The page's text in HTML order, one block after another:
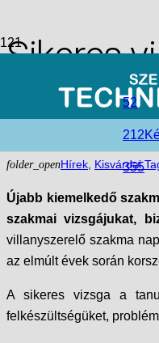
52
212
355
Sikeres
folder_openHírek Kisvárdai
Újabb kiemelkedő
szakmai vizsgájukat,
villanyszerelő szakma
az elmúlt évek során
A sikeres vizsga a
felkészültségüket,